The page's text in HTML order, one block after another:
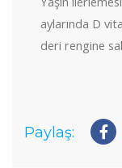
aylarında D
deri rengine
Paylaş: